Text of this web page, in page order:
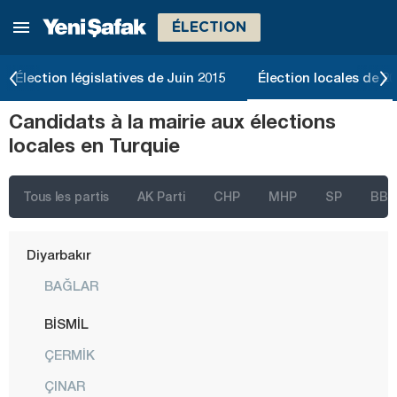
ÉLECTION
Élection législatives de Juin 2015 Élection locales de
Candidats à la mairie aux élections
locales en Turquie
Tous les partis AK Parti CHP MHP SP BBP
Bolu
Çanakkale
Çankırı
Denizli
Diyarbakır
BAĞLAR
BİSMİL
ÇERMİK
ÇINAR